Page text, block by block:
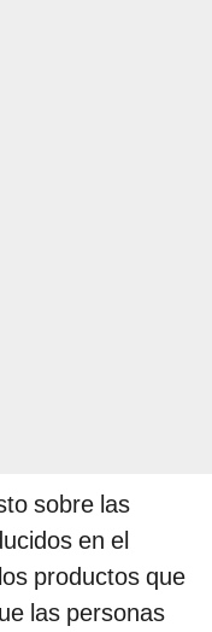
sobre las
en el
productos que
las personas